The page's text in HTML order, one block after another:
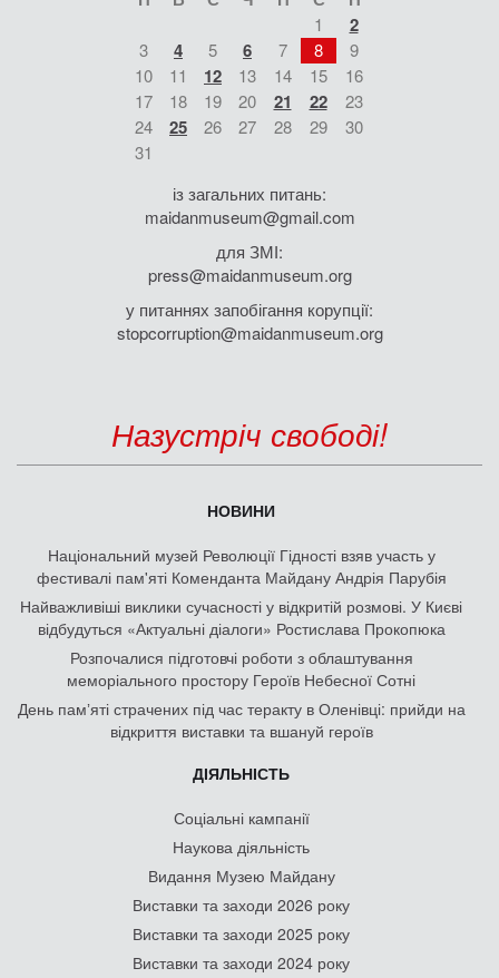
1 2
3 4 5 6 7 8
9
10
11 12 13 14 15
16
17
18 19 20 21 22
23
24
25 26 27 28 29
30
31
із загальних питань:
maidanmuseum@gmail.com
для ЗМІ:
press@maidanmuseum.org
у питаннях запобігання корупції:
stopcorruption@maidanmuseum.org
Назустріч свободі!
НОВИНИ
Національний музей Революції Гідності взяв участь у
фестивалі пам'яті Коменданта Майдану Андрія Парубія
Найважливіші виклики сучасності у відкритій розмові. У Києві
відбудуться «Актуальні діалоги» Ростислава Прокопюка
Розпочалися підготовчі роботи з облаштування
меморіального простору Героїв Небесної Сотні
День памʼяті страчених під час теракту в Оленівці: прийди на
відкриття виставки та вшануй героїв
ДІЯЛЬНІСТЬ
Соціальні кампанії
Наукова діяльність
Видання Музею Майдану
Виставки та заходи 2026 року
Виставки та заходи 2025 року
Виставки та заходи 2024 року